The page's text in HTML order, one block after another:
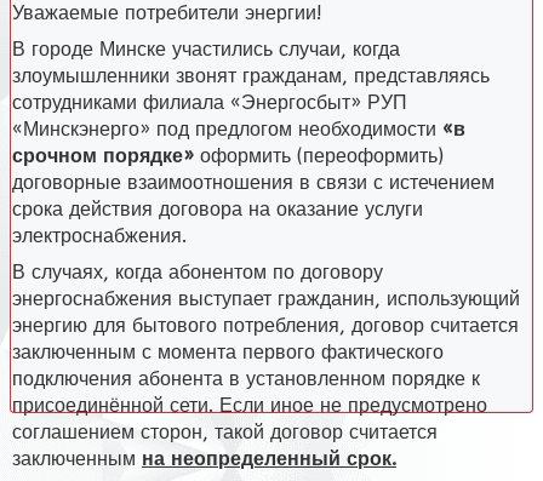
Уважаемые потребители энергии!
В городе Минске участились случаи, когда
злоумышленники звонят гражданам, представляясь
сотрудниками филиала «Энергосбыт» РУП
«Минскэнерго» под предлогом необходимости «в
срочном порядке» оформить (переоформить)
договорные взаимоотношения в связи с истечением
срока действия договора на оказание услуги
электроснабжения.
В случаях, когда абонентом по договору
энергоснабжения выступает гражданин, использующий
энергию для бытового потребления, договор считается
заключенным с момента первого фактического
подключения абонента в установленном порядке к
присоединённой сети. Если иное не предусмотрено
соглашением сторон, такой договор считается
заключенным на неопределенный срок.